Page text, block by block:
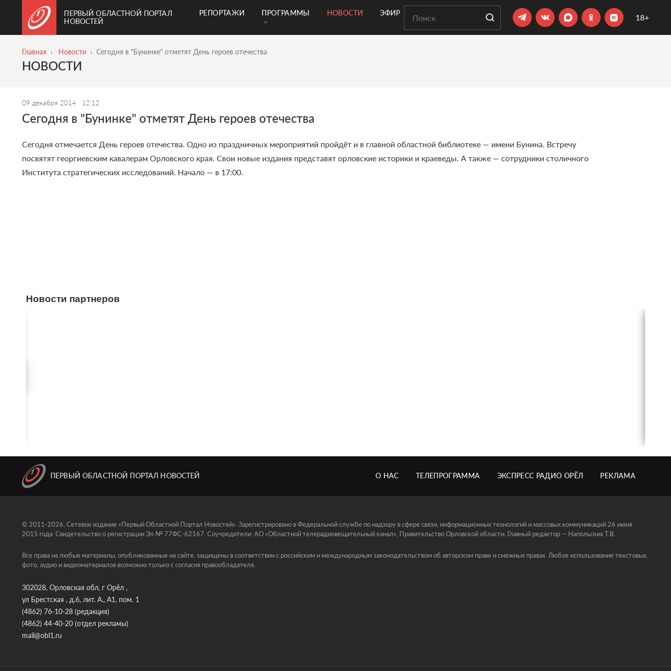
ПЕРВЫЙ ОБЛАСТНОЙ ПОРТАЛ
НОВОСТЕЙ
РЕПОРТАЖИ ПРОГРАММЫ НОВОСТИ ЭФИР 18+
Главная Новости Cегодня в "Бунинке" отметят День героев отечества
НОВОСТИ
09 декабря 2014 12:12
Cегодня в "Бунинке" отметят День героев отечества
Cегодня отмечается День героев отечества. Одно из праздничных мероприятий пройдёт и в главной областной библиотеке — имени Бунина. Встречу
посвятят георгиевским кавалерам Орловского края. Свои новые издания представят орловские историки и краеведы. А также — сотрудники столичного
Института стратегических исследований. Начало — в 17:00.
Новости партнеров
ПЕРВЫЙ ОБЛАСТНОЙ ПОРТАЛ НОВОСТЕЙ О НАС ТЕЛЕПРОГРАММА ЭКСПРЕСС РАДИО ОРЁЛ РЕКЛАМА
© 2011-2026, Сетевое издание «Первый Областной Портал Новостей». Зарегистрировано в Федеральной службе по надзору в сфере связи, информационных технологий и массовых коммуникаций 26 июня
2015 года. Свидетельство о регистрации Эл № 77ФС-62167. Соучредители: АО «Областной телерадиовещательный канал», Правительство Орловской области. Главный редактор — Напольских Т.В.
Все права на любые материалы, опубликованные на сайте, защищены в соответствии с российским и международным законодательством об авторском праве и смежных правах. Любое использование текстовых,
фото, аудио и видеоматериалов возможно только с согласия правообладателя.
302028, Орловская обл, г Орёл ,
ул Брестская , д.6, лит. А., А1, пом. 1
(4862) 76-10-28 (редакция)
(4862) 44-40-20 (отдел рекламы)
mail@obl1.ru